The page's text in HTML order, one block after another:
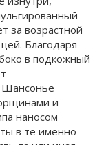
за возрастной
Благодаря
в подкожный
Шансонье
и
наносом
в те именно